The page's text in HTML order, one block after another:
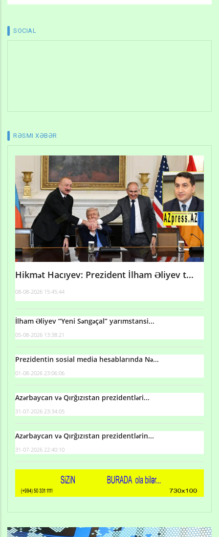
SOCIAL
RƏSMI XƏBƏR
Hikmət Hacıyev: Prezident İlham Əliyev t...
08-08-2026 15:45:44
İlham Əliyev “Yeni Səngəçal” yarımstansi...
05-08-2026 13:38:21
Prezidentin sosial media hesablarında Nə...
01-08-2026 23:06:06
Azərbaycan və Qırğızıstan prezidentləri...
31-07-2026 23:34:05
Azərbaycan və Qırğızıstan prezidentlərin...
31-07-2026 22:40:10